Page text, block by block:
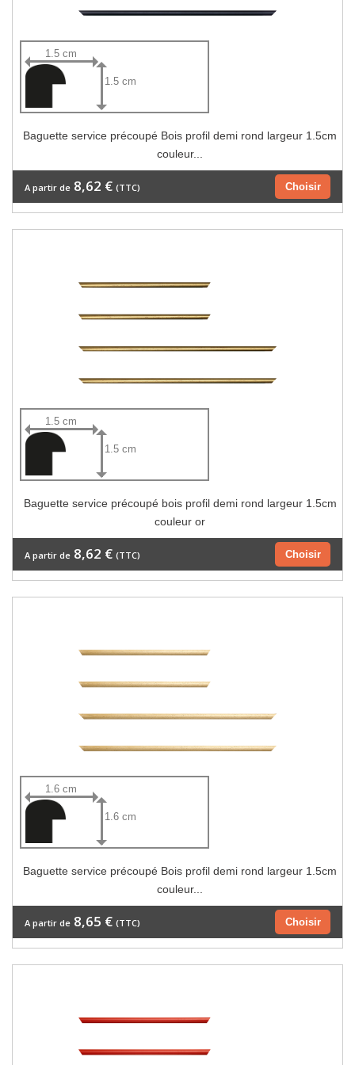
1.5 cm
1.5 cm
Baguette service précoupé Bois profil demi rond largeur 1.5cm
couleur...
Choisir
A partir de 8,62 € (TTC)
1.5 cm
1.5 cm
Baguette service précoupé bois profil demi rond largeur 1.5cm
couleur or
Choisir
A partir de 8,62 € (TTC)
1.6 cm
1.6 cm
Baguette service précoupé Bois profil demi rond largeur 1.5cm
couleur...
Choisir
A partir de 8,65 € (TTC)